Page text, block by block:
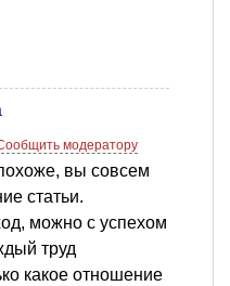
модератору
вы совсем
статьи.
можно с успехом
труд
какое отношение